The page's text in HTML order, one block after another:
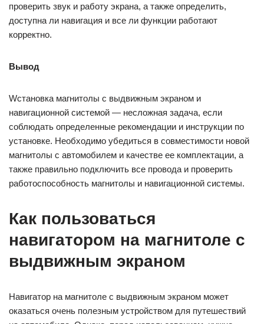
проверить звук и работу экрана, а также определить,
доступна ли навигация и все ли функции работают
корректно.
Вывод
Wстановка магнитолы с выдвижным экраном и
навигационной системой — несложная задача, если
соблюдать определенные рекомендации и инструкции по
установке. Необходимо убедиться в совместимости новой
магнитолы с автомобилем и качестве ее комплектации, а
также правильно подключить все провода и проверить
работоспособность магнитолы и навигационной системы.
Как пользоваться
навигатором на магнитоле с
выдвижным экраном
Навигатор на магнитоле с выдвижным экраном может
оказаться очень полезным устройством для путешествий